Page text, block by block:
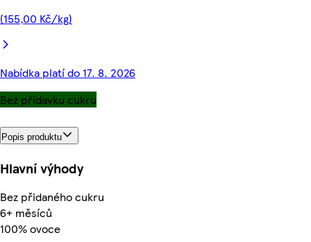
(155,00 Kč/kg)
Nabídka platí do 17. 8. 2026
Bez přídavku cukru
Popis produktu
Hlavní výhody
Bez přidaného cukru
6+ měsíců
100% ovoce